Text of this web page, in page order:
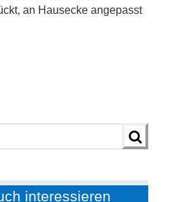
an Hausecke angepasst
interessieren